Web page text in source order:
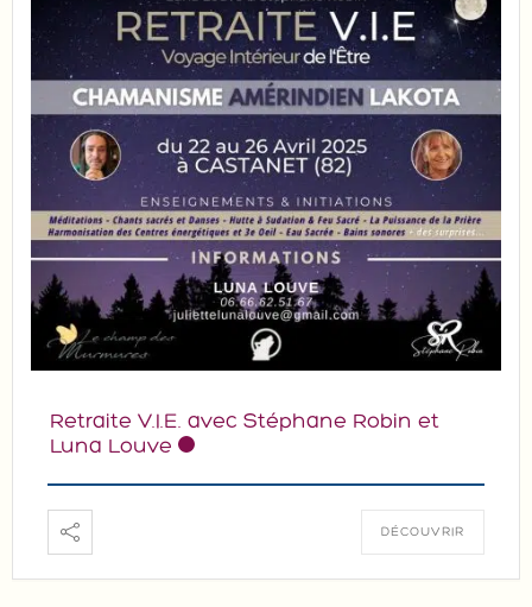
Retraite V.I.E. avec Stéphane Robin et
Luna Louve
DÉCOUVRIR